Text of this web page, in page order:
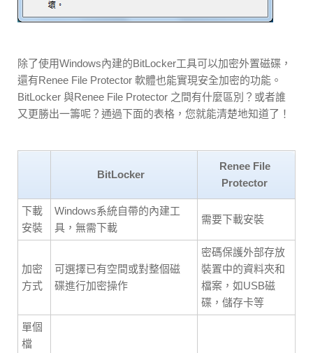
除了使用Windows內建的BitLocker工具可以加密外置磁碟，
還有Renee File Protector 軟體也能實現安全加密的功能。
BitLocker 與Renee File Protector 之間有什麼區別？或者誰
又更勝出一籌呢？通過下面的表格，您就能清楚地知道了！
BitLocker
Renee File
Protector
下載
安裝
Windows系統自帶的內建工
具，無需下載
需要下載安裝
加密
方式
可選擇已有空間或對整個磁
碟進行加密操作
密碼保護外部存放
裝置中的資料夾和
檔案，如USB磁
碟，儲存卡等
單個
檔